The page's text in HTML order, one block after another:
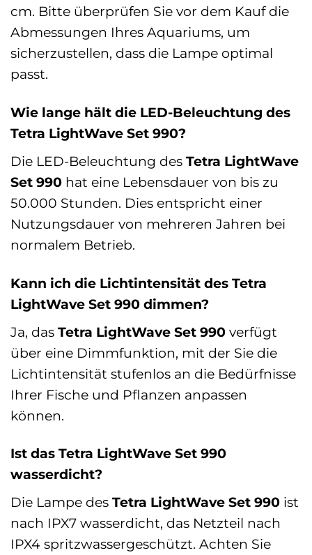
cm. Bitte überprüfen Sie vor dem Kauf die
Abmessungen Ihres Aquariums, um
sicherzustellen, dass die Lampe optimal
passt.
Wie lange hält die LED-Beleuchtung des
Tetra LightWave Set 990?
Die LED-Beleuchtung des Tetra LightWave
Set 990 hat eine Lebensdauer von bis zu
50.000 Stunden. Dies entspricht einer
Nutzungsdauer von mehreren Jahren bei
normalem Betrieb.
Kann ich die Lichtintensität des Tetra
LightWave Set 990 dimmen?
Ja, das Tetra LightWave Set 990 verfügt
über eine Dimmfunktion, mit der Sie die
Lichtintensität stufenlos an die Bedürfnisse
Ihrer Fische und Pflanzen anpassen
können.
Ist das Tetra LightWave Set 990
wasserdicht?
Die Lampe des Tetra LightWave Set 990 ist
nach IPX7 wasserdicht, das Netzteil nach
IPX4 spritzwassergeschützt. Achten Sie